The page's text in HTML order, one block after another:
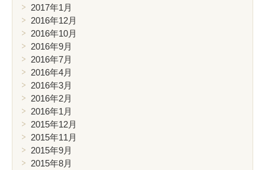
2017年1月
2016年12月
2016年10月
2016年9月
2016年7月
2016年4月
2016年3月
2016年2月
2016年1月
2015年12月
2015年11月
2015年9月
2015年8月